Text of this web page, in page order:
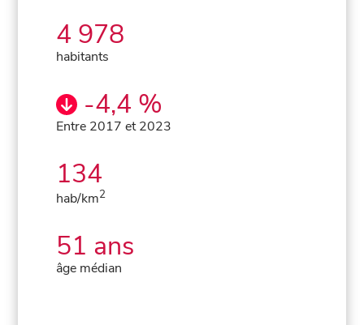
4 978
habitants
-4,4 %
Entre 2017 et 2023
134
hab/km2
51 ans
âge médian